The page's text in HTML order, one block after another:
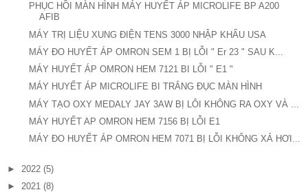
PHỤC HỒI MÀN HÌNH MÁY HUYẾT ÁP MICROLIFE BP A200
AFIB
MÁY TRỊ LIỆU XUNG ĐIỆN TENS 3000 NHẬP KHẨU USA
MÁY ĐO HUYẾT ÁP OMRON SEM 1 BỊ LỖI " Er 23 " SAU K...
MÁY HUYẾT ÁP OMRON HEM 7121 BI LỖI " E1 "
MÁY HUYẾT ÁP MICROLIFE BI TRẮNG ĐỤC MÀN HÌNH
MÁY TẠO OXY MEDALY JAY 3AW BỊ LÔI KHÔNG RA OXY VÀ ...
MÁY HUYẾT AP OMRON HEM 7156 BỊ LỖI E1
MÁY ĐO HUYẾT ÁP OMRON HEM 7071 BỊ LỖI KHÔNG XẢ HƠI...
► 2022 (5)
► 2021 (8)